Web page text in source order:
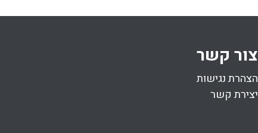
צור קשר
הצהרת נגישות
יצירת קשר